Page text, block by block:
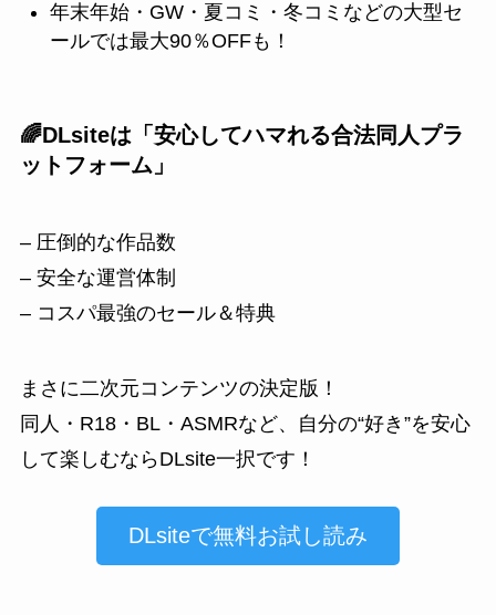
年末年始・GW・夏コミ・冬コミなどの大型セ
ールでは最大90％OFFも！
🌈DLsiteは「安心してハマれる合法同人プラ
ットフォーム」
– 圧倒的な作品数
– 安全な運営体制
– コスパ最強のセール＆特典
まさに二次元コンテンツの決定版！
同人・R18・BL・ASMRなど、自分の“好き”を安心
して楽しむならDLsite一択です！
DLsiteで無料お試し読み